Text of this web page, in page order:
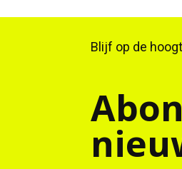
Blijf op de